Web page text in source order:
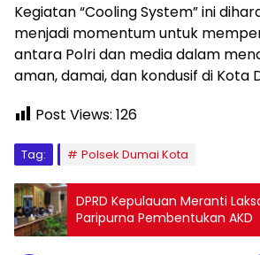
Kegiatan “Cooling System” ini
menjadi momentum untuk
antara Polri dan media dalam
aman, damai, dan kondusif di Kota
Post Views: 126
Tag: Polsek Dumai Kota
DPRD Kepulauan Meranti
Paripurna Pembentukan AKD